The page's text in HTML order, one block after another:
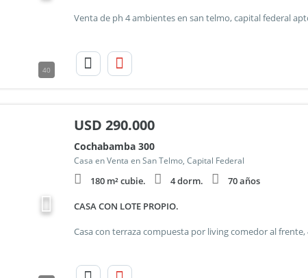
40
USD 290.000
Cochabamba 300
Casa en Venta en San Telmo, Capital Federal
180 m² cubie. 4 dorm. 70 años
CASA CON LOTE PROPIO.